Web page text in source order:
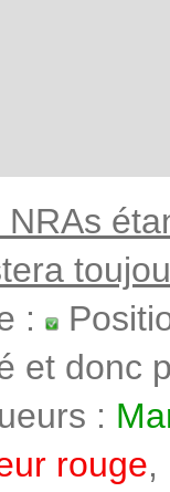
:
et donc
:
rouge,